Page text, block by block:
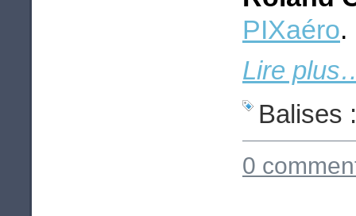
PIXaéro.
Lire
Balises
0